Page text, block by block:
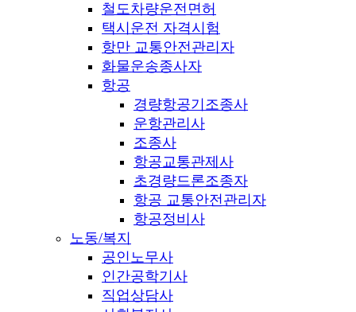
철도차량운전면허
택시운전 자격시험
항만 교통안전관리자
화물운송종사자
항공
경량항공기조종사
운항관리사
조종사
항공교통관제사
초경량드론조종자
항공 교통안전관리자
항공정비사
노동/복지
공인노무사
인간공학기사
직업상담사